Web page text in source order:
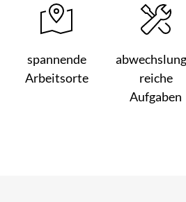
spannende
Arbeits­orte
reiche
Aufgaben